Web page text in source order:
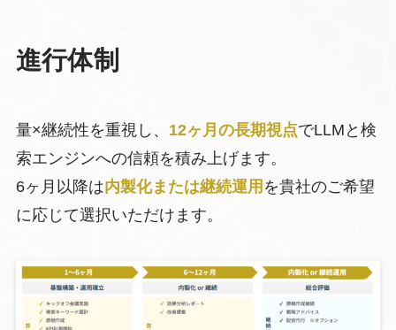
進行体制
量×継続性を重視し、 12ヶ月の長期視点でLLMと検
索エンジンへの信頼を積み上げます。
6ヶ月以降は内製化または継続運用 を貴社のご希望
に応じて選択いただけます。